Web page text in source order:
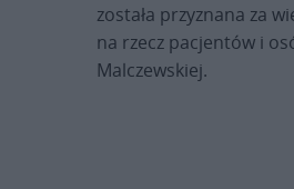
została przyznana za
na rzecz pacjentów i
Malczewskiej.